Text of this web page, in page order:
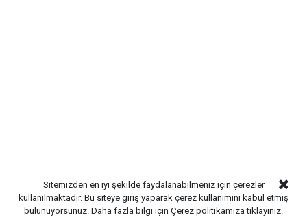
Sitemizden en iyi şekilde faydalanabilmeniz için çerezler
kullanılmaktadır. Bu siteye giriş yaparak çerez kullanımını kabul etmiş
bulunuyorsunuz. Daha fazla bilgi için Çerez politikamıza tıklayınız.